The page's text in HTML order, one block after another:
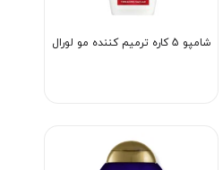
شامپو 5 کاره ترمیم کننده مو لورال